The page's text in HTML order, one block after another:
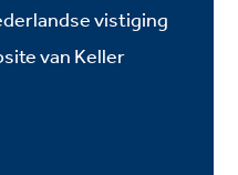
vistiging
van Keller